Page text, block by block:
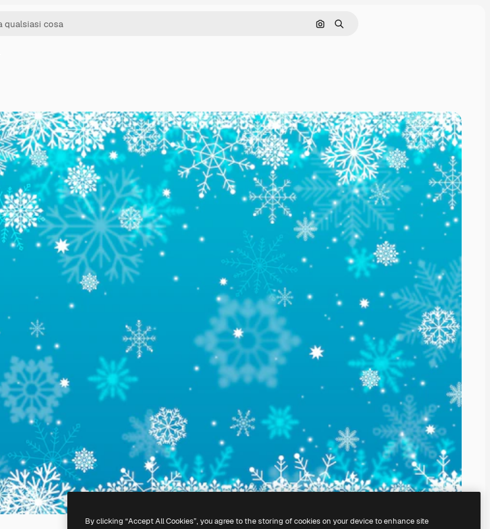
Cerca per immagine
Ricerca
By clicking “Accept All Cookies”, you agree to the storing of cookies on your device to enhance site